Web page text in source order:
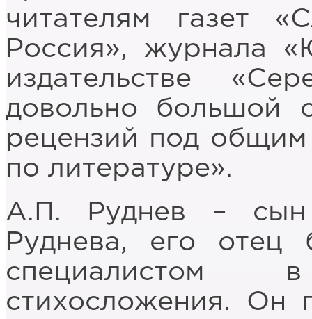
читателям газет
Россия», журнала
издательстве
довольно большой
рецензий под общим
по литературе».
А.П. Руднев – сын
Руднева, его
специалистом
стихосложения. Он